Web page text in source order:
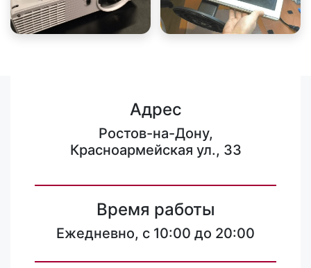
Адрес
Ростов-на-Дону,
Красноармейская ул., 33
Время работы
Ежедневно, с 10:00 до 20:00